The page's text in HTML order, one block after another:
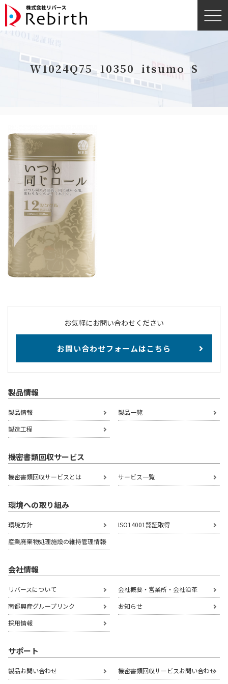
W1024Q75_10350_itsumo_S
お気軽にお問い合わせください
お問い合わせフォームはこちら
製品情報
製品情報
製品一覧
製造工程
機密書類回収サービス
機密書類回収サービスとは サービス一覧
環境への取り組み
環境方針
ISO14001認証取得
産業廃棄物処理施設の維持管理情報
会社情報
リバースについて
会社概要・営業所・会社沿革
南都興産グループリンク
お知らせ
採用情報
サポート
製品お問い合わせ
機密書類回収サービスお問い合わせ